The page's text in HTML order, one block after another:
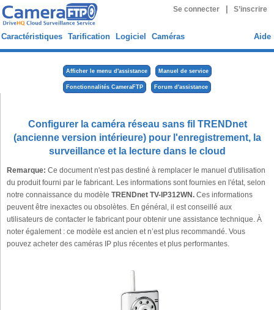
Se connecter S’inscrire
Caractéristiques Tarification Logiciel Caméras Aide
Afficher le menu d'assistance Manuel de service
Fonctionnalités CameraFTP Forum d'assistance
Configurer la caméra réseau sans fil TRENDnet
(ancienne version intérieure) pour l'enregistrement, la
surveillance et la lecture dans le cloud
Remarque: Ce document n'est pas destiné à remplacer le manuel d'utilisation
du produit fourni par le fabricant. Les informations sont fournies en l'état, selon
notre connaissance du modèle TRENDnet TV-IP312WN. Ces informations
peuvent être inexactes ou obsolètes. En général, il est conseillé aux
utilisateurs de contacter le fabricant pour obtenir une assistance technique. À
noter également : ce modèle est ancien et n’est plus recommandé. Vous
pouvez acheter des caméras IP plus récentes et plus performantes.